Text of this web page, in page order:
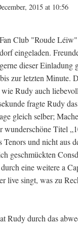
2015 at 10:56
Club "Roude
eingeladen.
dieser Einladung
zur letzten Minute.
Rudy auch
fragte Rudy
gleich selber;
wunderschöne Titel
Tenors und nicht aus
geschmückten
eine weitere a
live singt, was zu
Rudy durch das